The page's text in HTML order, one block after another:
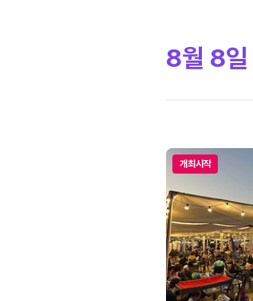
8월 8일
개최시작